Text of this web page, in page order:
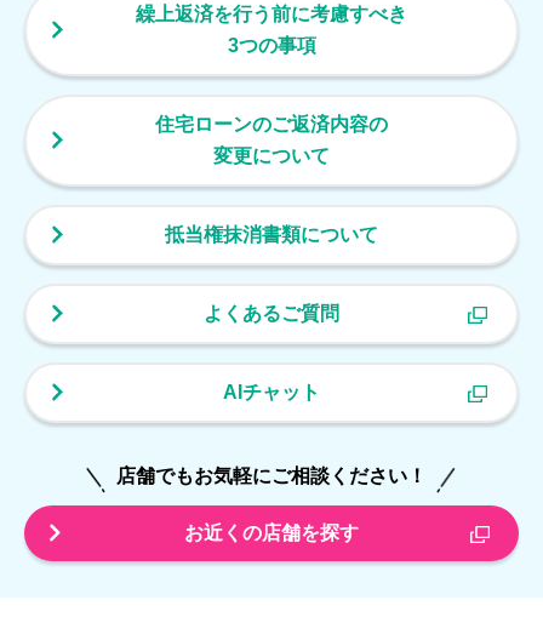
繰上返済を行う前に考慮すべき
3つの事項
住宅ローンのご返済内容の
変更について
抵当権抹消書類について
よくあるご質問
AIチャット
店舗でもお気軽にご相談ください！
お近くの店舗を探す